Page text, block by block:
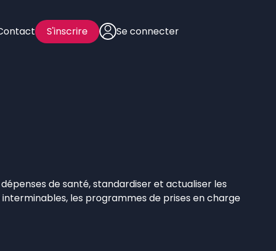
S'inscrire Se connecter
de santé, standardiser et actualiser les
les programmes de prises en charge